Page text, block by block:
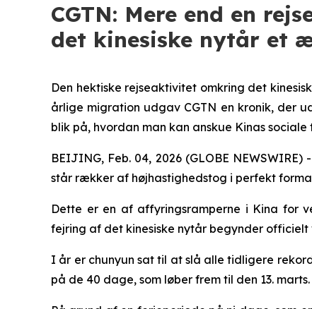
CGTN: Mere end en
det kinesiske nytår et
Den hektiske rejseaktivitet omkring det
årlige migration udgav CGTN en kronik, der
blik på, hvordan man kan anskue Kinas
BEIJING, Feb. 04, 2026 (GLOBE
står rækker af højhastighedstog i perfekt
Dette er en af affyringsramperne i Kina for
fejring af det kinesiske nytår begynder
I år er chunyun sat til at slå alle tidligere
på de 40 dage, som løber frem til den 13. marts.